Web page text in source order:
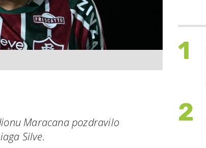
Maracana pozdravilo
Silve.
1
2